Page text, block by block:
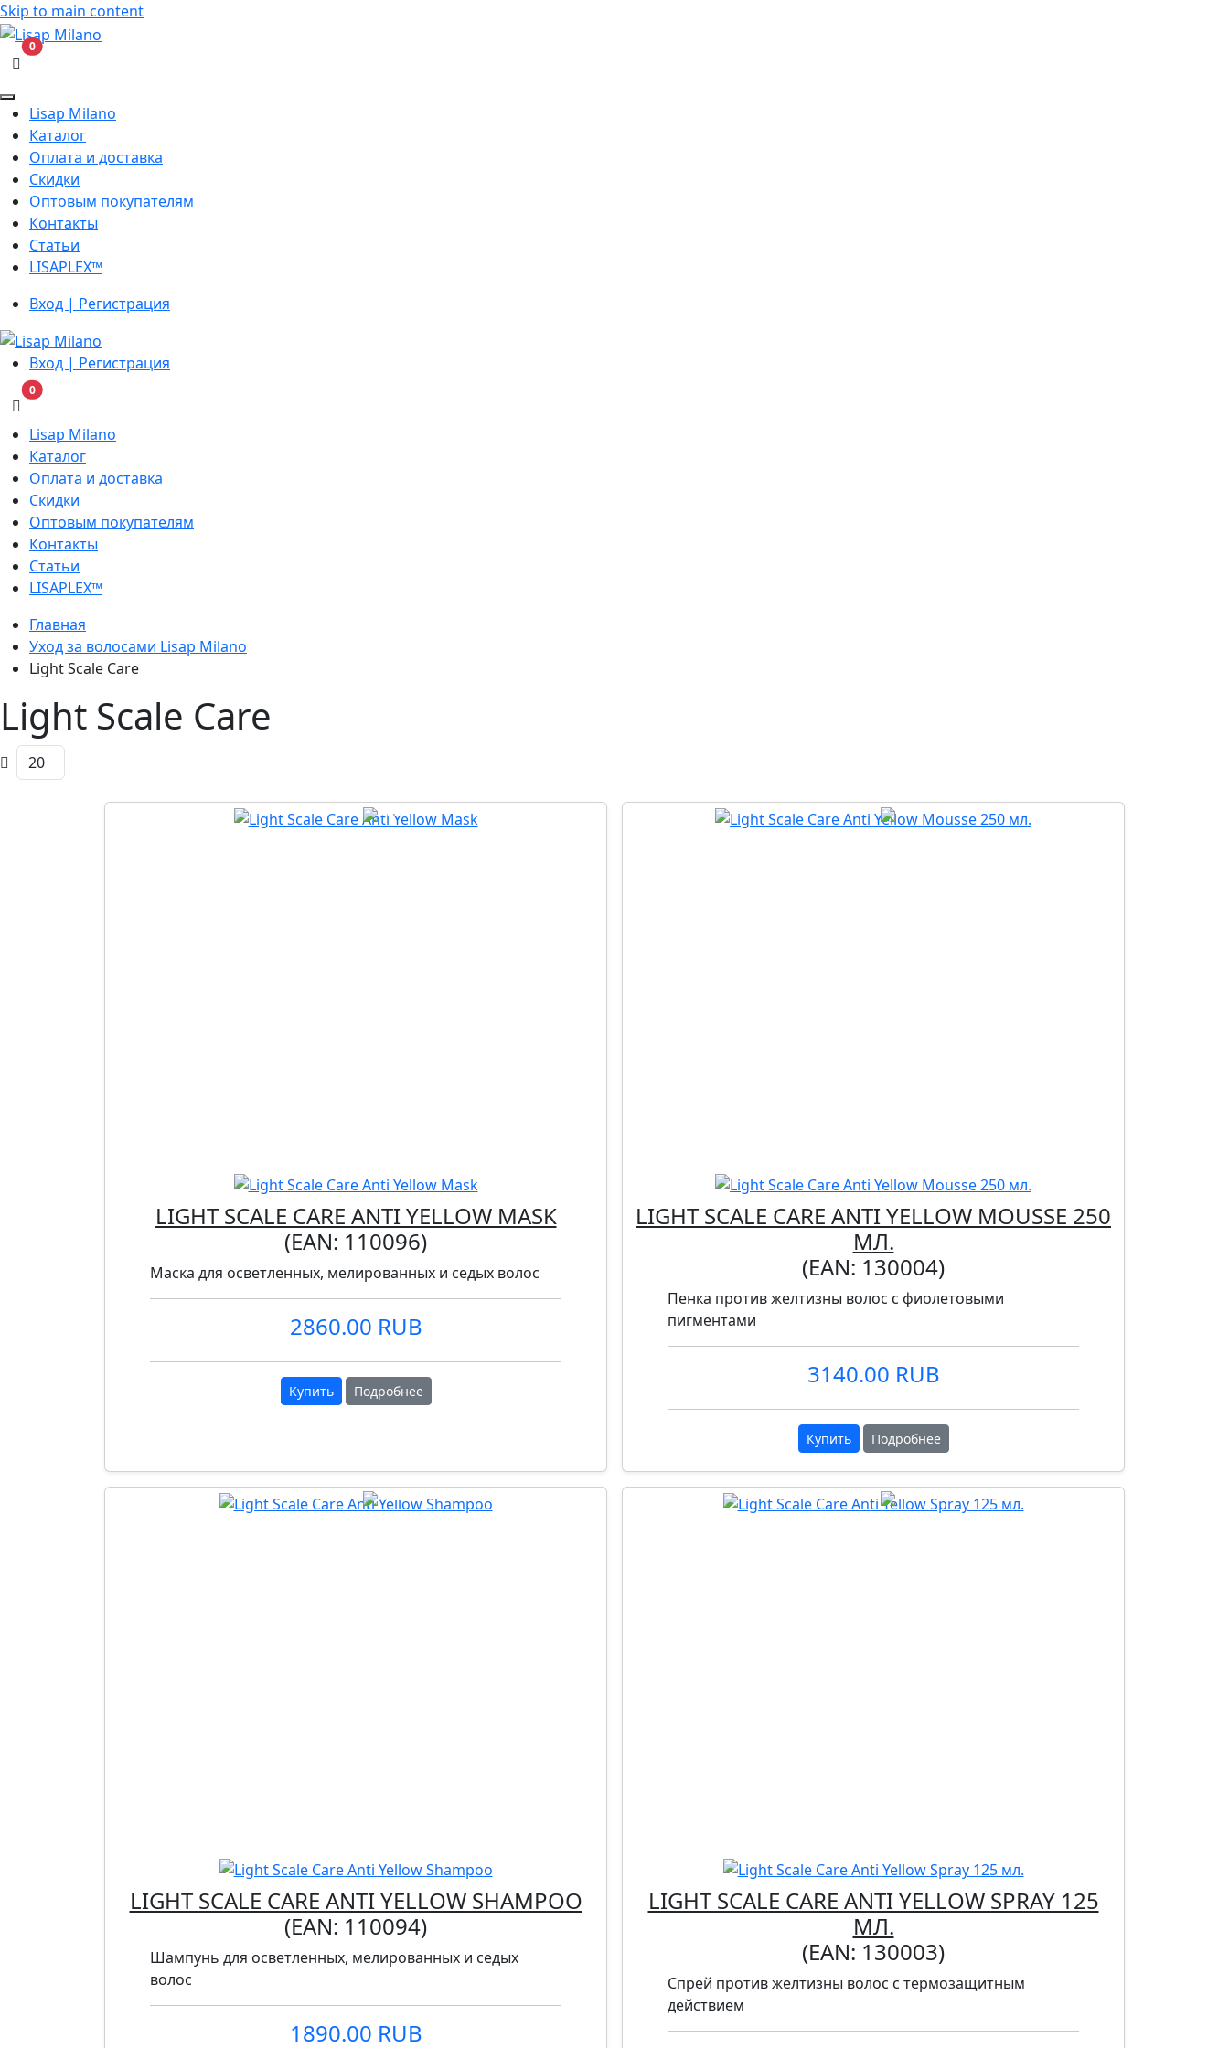
Skip to main content
0В корзину
Lisap Milano
Каталог
Оплата и доставка
Скидки
Оптовым покупателям
Контакты
Статьи
LISAPLEX™
Вход | Регистрация
Вход | Регистрация
0В корзину
Lisap Milano
Каталог
Оплата и доставка
Скидки
Оптовым покупателям
Контакты
Статьи
LISAPLEX™
Главная
Уход за волосами Lisap Milano
Light Scale Care
Light Scale Care
LIGHT SCALE CARE ANTI YELLOW MASK
(EAN: 110096)
Маска для осветленных, мелированных и седых волос
2860.00 RUB
Купить Подробнее
LIGHT SCALE CARE ANTI YELLOW MOUSSE 250
МЛ.
(EAN: 130004)
Пенка против желтизны волос с фиолетовыми
пигментами
3140.00 RUB
Купить Подробнее
LIGHT SCALE CARE ANTI YELLOW SHAMPOO
(EAN: 110094)
Шампунь для осветленных, мелированных и седых
волос
1890.00 RUB
LIGHT SCALE CARE ANTI YELLOW SPRAY 125
МЛ.
(EAN: 130003)
Спрей против желтизны волос с термозащитным
действием